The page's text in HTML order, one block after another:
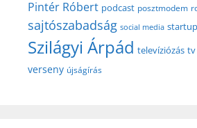
Pintér Róbert podcast posztmodem
sajtószabadság social media startup
Szilágyi Árpád televíziózás tv
verseny újságírás